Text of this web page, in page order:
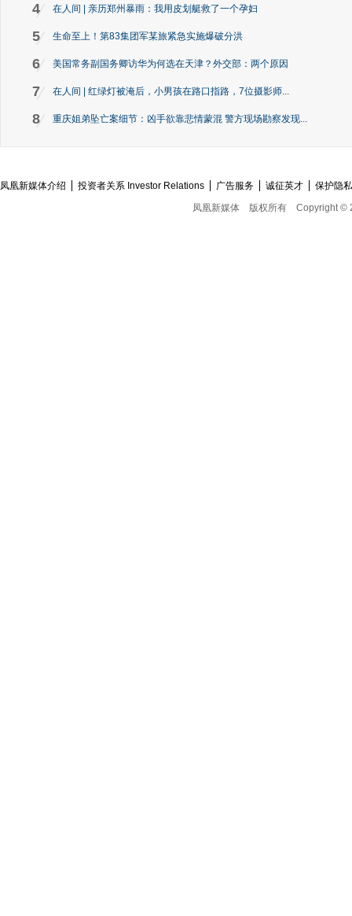
4 在人间 | 亲历郑州暴雨：我用皮划艇救了一个孕妇
5 生命至上！第83集团军某旅紧急实施爆破分洪
6 美国常务副国务卿访华为何选在天津？外交部：两个原因
7 在人间 | 红绿灯被淹后，小男孩在路口指路，7位摄影师...
8 重庆姐弟坠亡案细节：凶手欲靠悲情蒙混 警方现场勘察发现...
凤凰新媒体介绍 投资者关系 Investor Relations 广告服务 诚征英才
保护隐
凤凰新媒体
版权所有 Copyright ©